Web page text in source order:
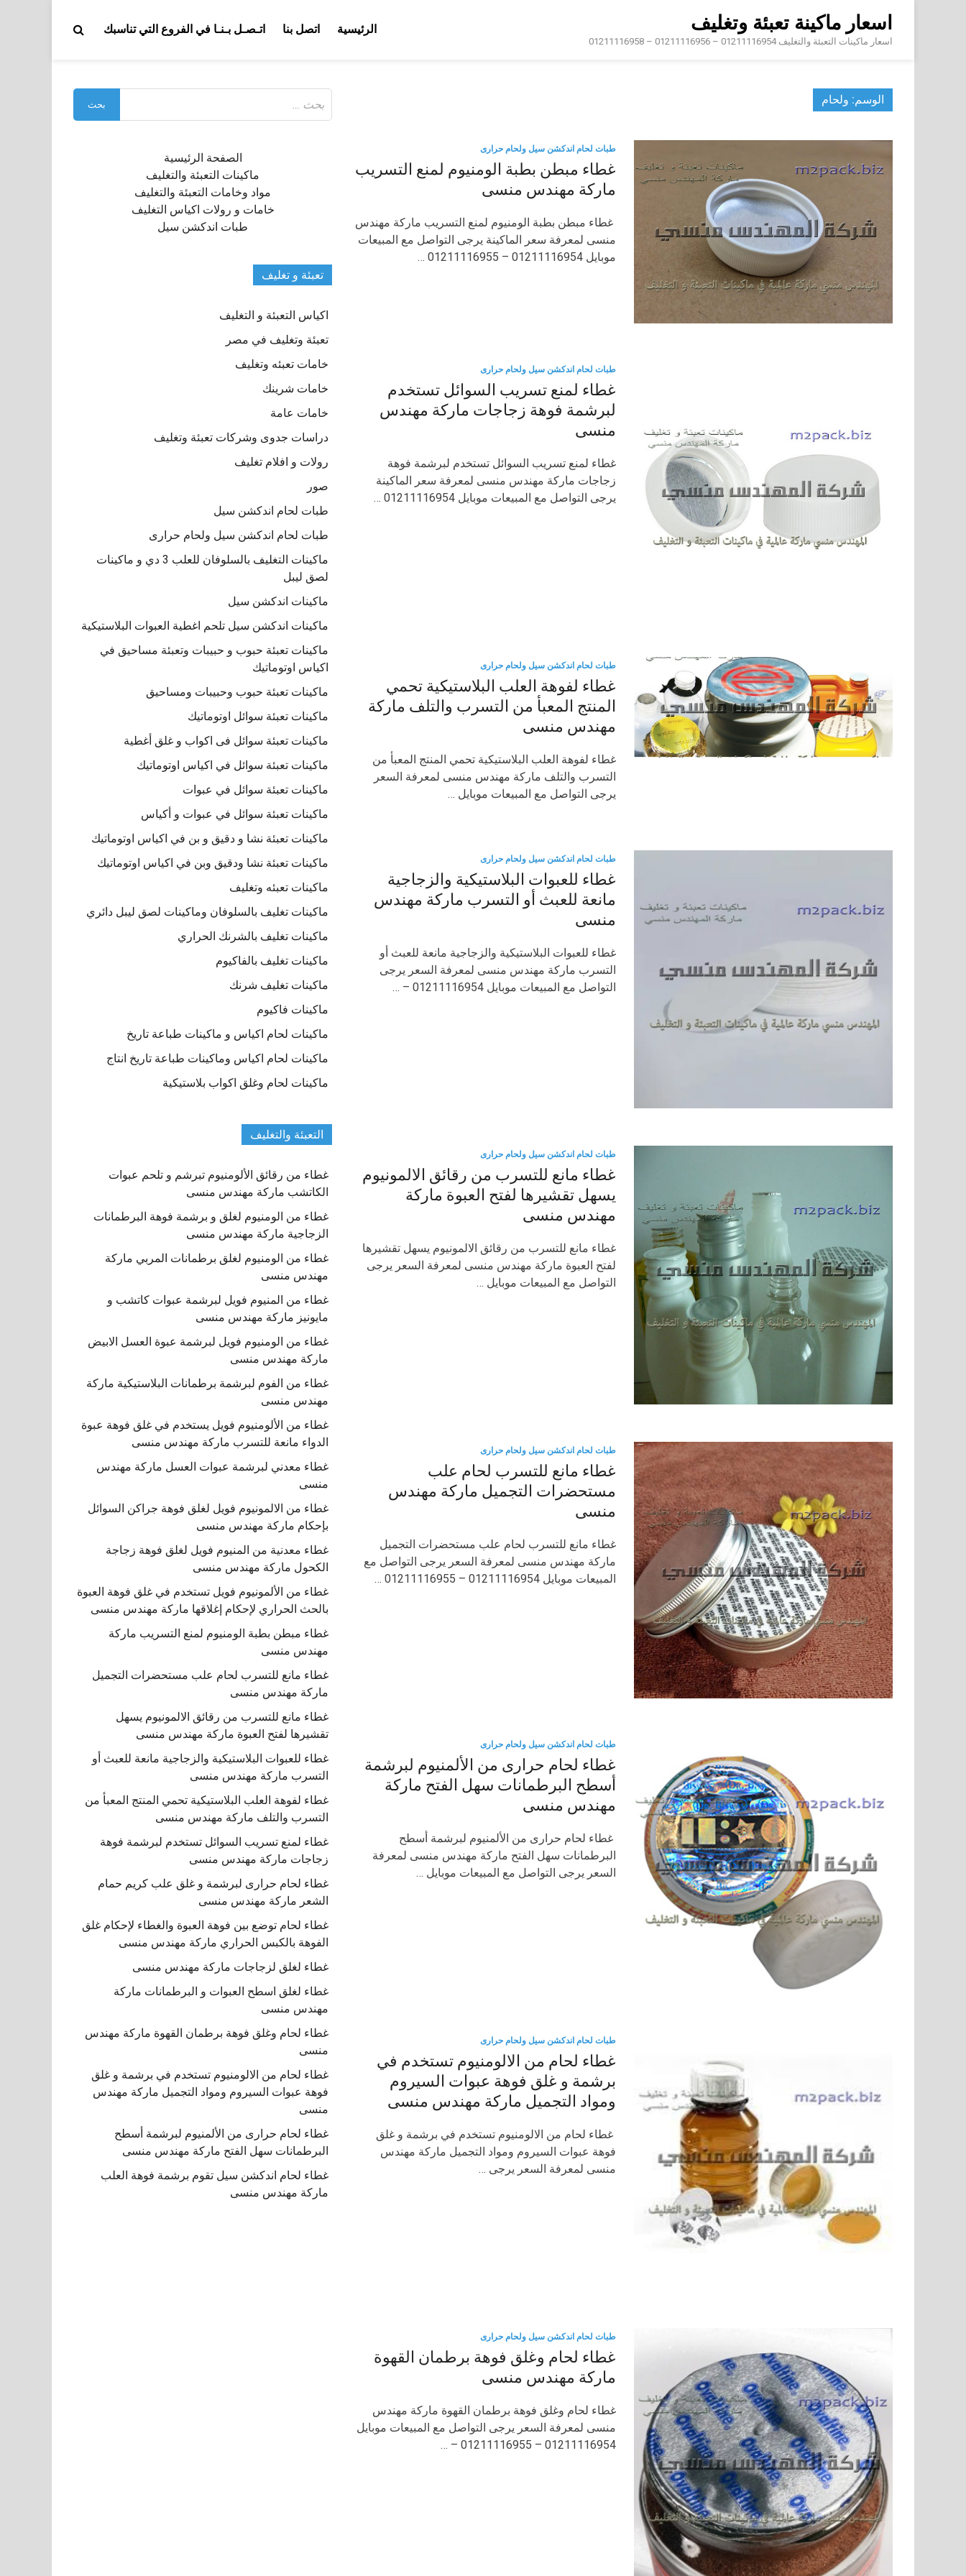
content
اسعار ماكينة تعبئة وتغليف
اسعار ماكينات التعبئة والتغليف 01211116954 – 01211116956 – 01211116958
الرئيسية اتصل بنا اتـصـل بـنـا في الفروع التي تناسبك
الوسم: ولحام
طبات لحام اندكشن سيل ولحام حرارى
غطاء مبطن بطبة الومنيوم لمنع التسريب
ماركة مهندس منسى
غطاء مبطن بطبة الومنيوم لمنع التسريب ماركة مهندس
منسى لمعرفة سعر الماكينة يرجى التواصل مع المبيعات
موبايل 01211116954 – 01211116955 …
طبات لحام اندكشن سيل ولحام حرارى
غطاء لمنع تسريب السوائل تستخدم
لبرشمة فوهة زجاجات ماركة مهندس
منسى
غطاء لمنع تسريب السوائل تستخدم لبرشمة فوهة
زجاجات ماركة مهندس منسى لمعرفة سعر الماكينة
يرجى التواصل مع المبيعات موبايل 01211116954 …
طبات لحام اندكشن سيل ولحام حرارى
غطاء لفوهة العلب البلاستيكية تحمي
المنتج المعبأ من التسرب والتلف ماركة
مهندس منسى
غطاء لفوهة العلب البلاستيكية تحمي المنتج المعبأ من
التسرب والتلف ماركة مهندس منسى لمعرفة السعر
يرجى التواصل مع المبيعات موبايل …
طبات لحام اندكشن سيل ولحام حرارى
غطاء للعبوات البلاستيكية والزجاجية
مانعة للعبث أو التسرب ماركة مهندس
منسى
غطاء للعبوات البلاستيكية والزجاجية مانعة للعبث أو
التسرب ماركة مهندس منسى لمعرفة السعر يرجى
التواصل مع المبيعات موبايل 01211116954 – …
طبات لحام اندكشن سيل ولحام حرارى
غطاء مانع للتسرب من رقائق الالمونيوم
يسهل تقشيرها لفتح العبوة ماركة
مهندس منسى
غطاء مانع للتسرب من رقائق الالمونيوم يسهل تقشيرها
لفتح العبوة ماركة مهندس منسى لمعرفة السعر يرجى
التواصل مع المبيعات موبايل …
طبات لحام اندكشن سيل ولحام حرارى
غطاء مانع للتسرب لحام علب
مستحضرات التجميل ماركة مهندس
منسى
غطاء مانع للتسرب لحام علب مستحضرات التجميل
ماركة مهندس منسى لمعرفة السعر يرجى التواصل مع
المبيعات موبايل 01211116954 – 01211116955 …
طبات لحام اندكشن سيل ولحام حرارى
غطاء لحام حرارى من الألمنيوم لبرشمة
أسطح البرطمانات سهل الفتح ماركة
مهندس منسى
غطاء لحام حرارى من الألمنيوم لبرشمة أسطح
البرطمانات سهل الفتح ماركة مهندس منسى لمعرفة
السعر يرجى التواصل مع المبيعات موبايل …
طبات لحام اندكشن سيل ولحام حرارى
غطاء لحام من الالومنيوم تستخدم في
برشمة و غلق فوهة عبوات السيروم
ومواد التجميل ماركة مهندس منسى
غطاء لحام من الالومنيوم تستخدم في برشمة و غلق
فوهة عبوات السيروم ومواد التجميل ماركة مهندس
منسى لمعرفة السعر يرجى …
طبات لحام اندكشن سيل ولحام حرارى
غطاء لحام وغلق فوهة برطمان القهوة
ماركة مهندس منسى
غطاء لحام وغلق فوهة برطمان القهوة ماركة مهندس
منسى لمعرفة السعر يرجى التواصل مع المبيعات موبايل
01211116954 – 01211116955 – …
عن:
الصفحة الرئيسية
ماكينات التعبئة والتغليف
مواد وخامات التعبئة والتغليف
خامات و رولات اكياس التغليف
طبات اندكشن سيل
تعبئة و تغليف
اكياس التعبئة و التغليف
تعبئة وتغليف في مصر
خامات تعبئه وتغليف
خامات شرينك
خامات عامة
دراسات جدوى وشركات تعبئة وتغليف
رولات و افلام تغليف
صور
طبات لحام اندكشن سيل
طبات لحام اندكشن سيل ولحام حرارى
ماكينات التغليف بالسلوفان للعلب 3 دي و ماكينات
لصق ليبل
ماكينات اندكشن سيل
ماكينات اندكشن سيل تلحم اغطية العبوات البلاستيكية
ماكينات تعبئة حبوب و حبيبات وتعبئة مساحيق في
اكياس اوتوماتيك
ماكينات تعبئة حبوب وحبيبات ومساحيق
ماكينات تعبئة سوائل اوتوماتيك
ماكينات تعبئة سوائل فى اكواب و غلق أغطية
ماكينات تعبئة سوائل في اكياس اوتوماتيك
ماكينات تعبئة سوائل في عبوات
ماكينات تعبئة سوائل في عبوات و أكياس
ماكينات تعبئة نشا و دقيق و بن في اكياس اوتوماتيك
ماكينات تعبئة نشا ودقيق وبن في اكياس اوتوماتيك
ماكينات تعبئه وتغليف
ماكينات تغليف بالسلوفان وماكينات لصق ليبل دائري
ماكينات تغليف بالشرنك الحراري
ماكينات تغليف بالفاكيوم
ماكينات تغليف شرنك
ماكينات فاكيوم
ماكينات لحام اكياس و ماكينات طباعة تاريخ
ماكينات لحام اكياس وماكينات طباعة تاريخ انتاج
ماكينات لحام وغلق اكواب بلاستيكية
التعبئة والتغليف
غطاء من رقائق الألومنيوم تبرشم و تلحم عبوات
الكاتشب ماركة مهندس منسى
غطاء من الومنيوم لغلق و برشمة فوهة البرطمانات
الزجاجية ماركة مهندس منسى
غطاء من الومنيوم لغلق برطمانات المربي ماركة
مهندس منسى
غطاء من المنيوم فويل لبرشمة عبوات كاتشب و
مايونيز ماركة مهندس منسى
غطاء من الومنيوم فويل لبرشمة عبوة العسل الابيض
ماركة مهندس منسى
غطاء من الفوم لبرشمة برطمانات البلاستيكية ماركة
مهندس منسى
غطاء من الألومنيوم فويل يستخدم في غلق فوهة عبوة
الدواء مانعة للتسرب ماركة مهندس منسى
غطاء معدني لبرشمة عبوات العسل ماركة مهندس
منسى
غطاء من الالمونيوم فويل لغلق فوهة جراكن السوائل
بإحكام ماركة مهندس منسى
غطاء معدنية من المنيوم فويل لغلق فوهة زجاجة
الكحول ماركة مهندس منسى
غطاء من الألمونيوم فويل تستخدم في غلق فوهة العبوة
بالحث الحراري لإحكام إغلاقها ماركة مهندس منسى
غطاء مبطن بطبة الومنيوم لمنع التسريب ماركة
مهندس منسى
غطاء مانع للتسرب لحام علب مستحضرات التجميل
ماركة مهندس منسى
غطاء مانع للتسرب من رقائق الالمونيوم يسهل
تقشيرها لفتح العبوة ماركة مهندس منسى
غطاء للعبوات البلاستيكية والزجاجية مانعة للعبث أو
التسرب ماركة مهندس منسى
غطاء لفوهة العلب البلاستيكية تحمي المنتج المعبأ من
التسرب والتلف ماركة مهندس منسى
غطاء لمنع تسريب السوائل تستخدم لبرشمة فوهة
زجاجات ماركة مهندس منسى
غطاء لحام حرارى لبرشمة و غلق علب كريم حمام
الشعر ماركة مهندس منسى
غطاء لحام توضع بين فوهة العبوة والغطاء لإحكام غلق
الفوهة بالكبس الحراري ماركة مهندس منسى
غطاء لغلق لزجاجات ماركة مهندس منسى
غطاء لغلق اسطح العبوات و البرطمانات ماركة
مهندس منسى
غطاء لحام وغلق فوهة برطمان القهوة ماركة مهندس
منسى
غطاء لحام من الالومنيوم تستخدم في برشمة و غلق
فوهة عبوات السيروم ومواد التجميل ماركة مهندس
منسى
غطاء لحام حرارى من الألمنيوم لبرشمة أسطح
البرطمانات سهل الفتح ماركة مهندس منسى
غطاء لحام اندكشن سيل تقوم برشمة فوهة العلب
ماركة مهندس منسى